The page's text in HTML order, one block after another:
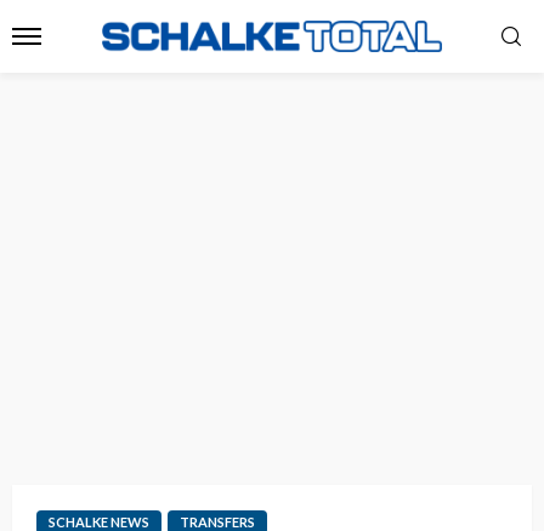
SCHALKE NEWS TRANSFERS